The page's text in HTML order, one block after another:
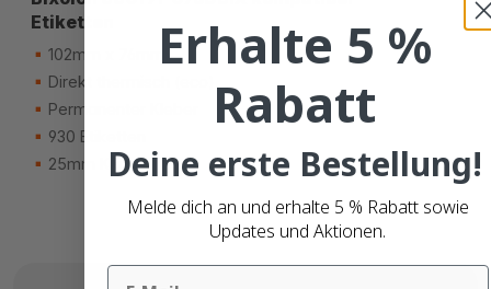
Etiketten
102mm x 76mm
Direkt thermisch (eco)
Permanenter Kleber
930 Etiketten
25mm Kern
Erhalte 5 %
Rabatt
Deine erste Bestellung!
Melde dich an und erhalte 5 % Rabatt sowie
Updates und Aktionen.
Email